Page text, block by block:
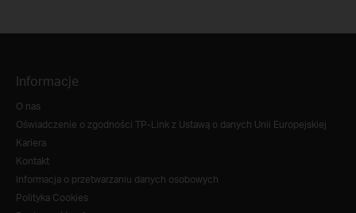
Informacje
O nas
Oświadczenie o zgodności TP-Link z Ustawą o danych Unii Europejskiej
Kariera
Kontakt
Informacja o przetwarzaniu danych osobowych
Polityka Cookies